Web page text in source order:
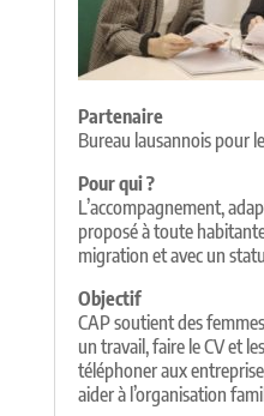
Partenaire
Bureau lausannois pour
Pour qui ?
L’accompagnement,
proposé à toute
migration et avec un
Objectif
CAP soutient des
un travail, faire le CV et
téléphoner aux
aider à l’organisation